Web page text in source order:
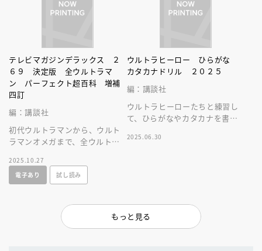
テレビマガジンデラックス ２
６９ 決定版 全ウルトラマ
ン パーフェクト超百科 増補
四訂
編：講談社
初代ウルトラマンから、ウルト
ラマンオメガまで、全ウルトラ
ラマンの変身、超能力、技など
を大公開だ。
2025.10.27
電子あり
試し読み
ウルトラヒーロー ひらがな
カタカナドリル ２０２５
編：講談社
ウルトラヒーローたちと練習し
て、ひらがなやカタカナを書い
ます。
2025.06.30
もっと見る